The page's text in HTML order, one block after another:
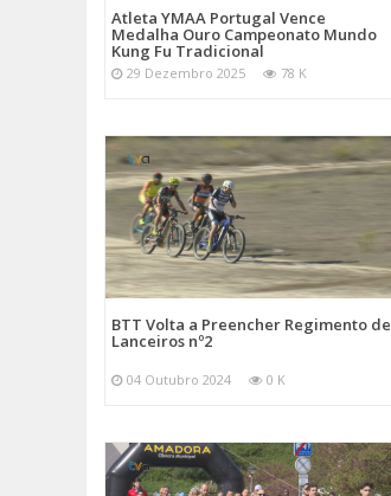
Atleta YMAA Portugal Vence
Medalha Ouro Campeonato Mundo
Kung Fu Tradicional
29 Dezembro 2025 78 K
BTT Volta a Preencher Regimento de
Lanceiros nº2
04 Outubro 2024 0 K